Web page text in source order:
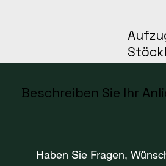
Beschreiben Sie Ihr
Haben Sie Fragen,